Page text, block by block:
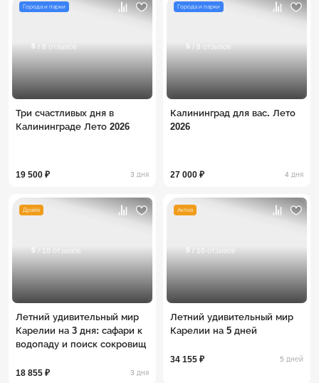
Города и парки
5 / 8 отзывов
Три счастливых дня в
Калининграде Лето 2026
19 500 ₽ 3 дня
Города и парки
5 / 8 отзывов
Калининград для вас. Лето
2026
27 000 ₽ 4 дня
Драйв
5 / 10 отзывов
Летний удивительный мир
Карелии на 3 дня: сафари к
водопаду и поиск сокровищ
18 855 ₽ 3 дня
Актив
5 / 10 отзывов
Летний удивительный мир
Карелии на 5 дней
34 155 ₽ 5 дней